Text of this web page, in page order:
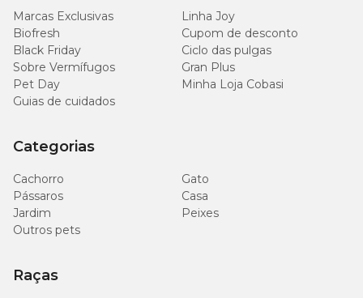
Marcas Exclusivas
Linha Joy
Biofresh
Cupom de desconto
Black Friday
Ciclo das pulgas
Sobre Vermífugos
Gran Plus
Pet Day
Minha Loja Cobasi
Guias de cuidados
Categorias
Cachorro
Gato
Pássaros
Casa
Jardim
Peixes
Outros pets
Raças